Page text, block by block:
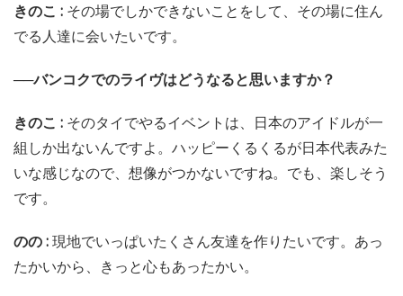
きのこ : その場でしかできないことをして、その場に住ん
でる人達に会いたいです。
──バンコクでのライヴはどうなると思いますか？
きのこ : そのタイでやるイベントは、日本のアイドルが一
組しか出ないんですよ。ハッピーくるくるが日本代表みた
いな感じなので、想像がつかないですね。でも、楽しそう
です。
のの :現地でいっぱいたくさん友達を作りたいです。あっ
たかいから、きっと心もあったかい。